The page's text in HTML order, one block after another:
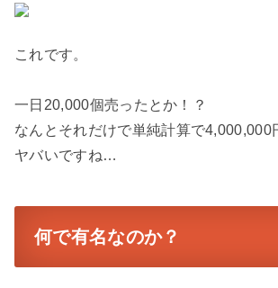
これです。
一日20,000個売ったとか！？
なんとそれだけで単純計算で4,000,000
ヤバいですね…
何で有名なのか？